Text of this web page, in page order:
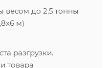
весом до 2,5 тонны
м)
разгрузки.
товара